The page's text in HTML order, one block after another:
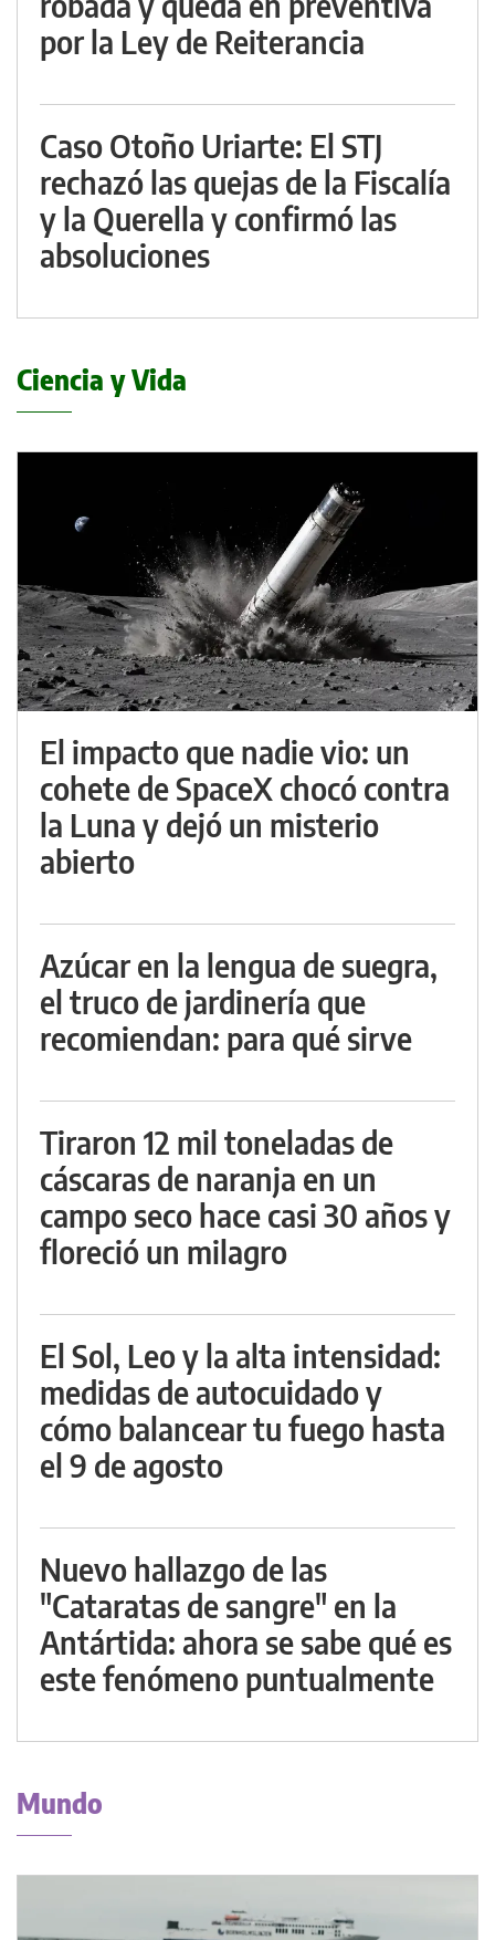
por la Ley de Reiterancia
Caso Otoño Uriarte: El STJ
rechazó las quejas de la Fiscalía
y la Querella y confirmó las
absoluciones
Ciencia y Vida
El impacto que nadie vio: un
cohete de SpaceX chocó contra
la Luna y dejó un misterio
abierto
Azúcar en la lengua de suegra,
el truco de jardinería que
recomiendan: para qué sirve
Tiraron 12 mil toneladas de
cáscaras de naranja en un
campo seco hace casi 30 años y
floreció un milagro
El Sol, Leo y la alta intensidad:
medidas de autocuidado y
cómo balancear tu fuego hasta
el 9 de agosto
Nuevo hallazgo de las
"Cataratas de sangre" en la
Antártida: ahora se sabe qué es
este fenómeno puntualmente
Mundo